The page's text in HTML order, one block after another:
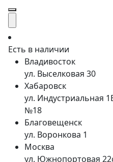
Есть в наличии
Владивосток
ул. Выселковая 30
Хабаровск
ул. Индустриальная
№18
Благовещенск
ул. Воронкова 1
Москва
ул. Южнопортовая